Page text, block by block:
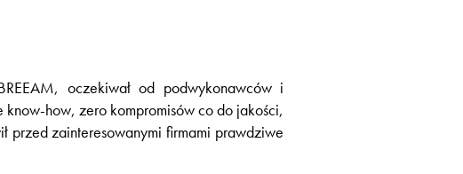
oczekiwał od podwykonawców i
know-how, zero kompromisów co do jakości,
przed zainteresowanymi firmami prawdziwe